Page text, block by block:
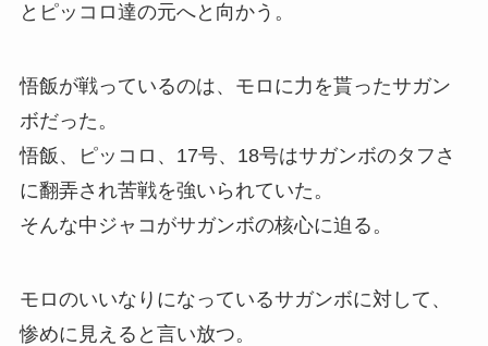
とピッコロ達の元へと向かう。
悟飯が戦っているのは、モロに力を貰ったサガン
ボだった。
悟飯、ピッコロ、17号、18号はサガンボのタフさ
に翻弄され苦戦を強いられていた。
そんな中ジャコがサガンボの核心に迫る。
モロのいいなりになっているサガンボに対して、
惨めに見えると言い放つ。